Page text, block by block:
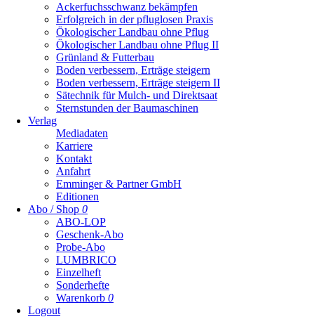
Ackerfuchsschwanz bekämpfen
Erfolgreich in der pfluglosen Praxis
Ökologischer Landbau ohne Pflug
Ökologischer Landbau ohne Pflug II
Grünland & Futterbau
Boden verbessern, Erträge steigern
Boden verbessern, Erträge steigern II
Sätechnik für Mulch- und Direktsaat
Sternstunden der Baumaschinen
Verlag
Mediadaten
Karriere
Kontakt
Anfahrt
Emminger & Partner GmbH
Editionen
Abo / Shop 0
ABO-LOP
Geschenk-Abo
Probe-Abo
LUMBRICO
Einzelheft
Sonderhefte
Warenkorb 0
Logout